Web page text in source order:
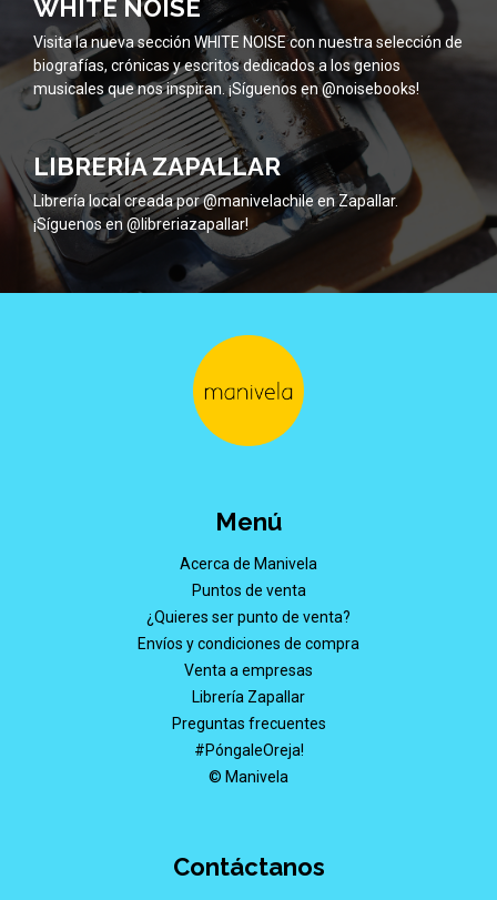
WHITE NOISE
Visita la nueva sección WHITE NOISE con nuestra selección de
biografías, crónicas y escritos dedicados a los genios
musicales que nos inspiran. ¡Síguenos en @noisebooks!
LIBRERÍA ZAPALLAR
Librería local creada por @manivelachile en Zapallar.
¡Síguenos en @libreriazapallar!
Menú
Acerca de Manivela
Puntos de venta
¿Quieres ser punto de venta?
Envíos y condiciones de compra
Venta a empresas
Librería Zapallar
Preguntas frecuentes
#PóngaleOreja!
© Manivela
Contáctanos